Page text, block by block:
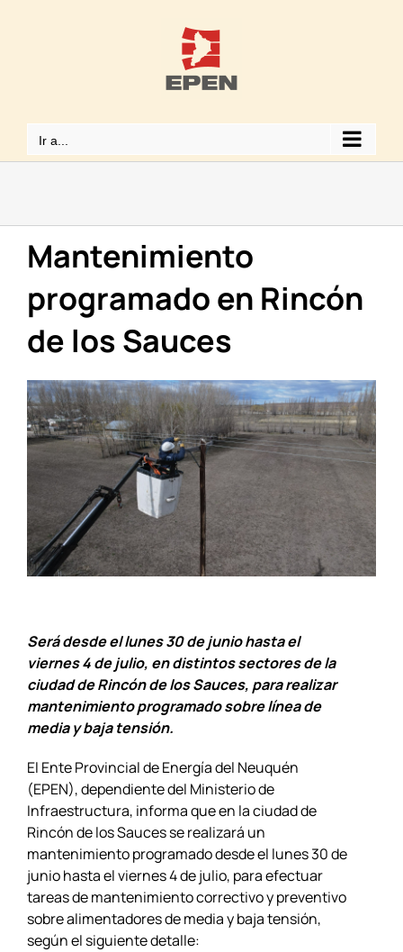
Ir a...
Mantenimiento
programado en Rincón
de los Sauces
Será desde el lunes 30 de junio hasta el
viernes 4 de julio, en distintos sectores de la
ciudad de Rincón de los Sauces, para realizar
mantenimiento programado sobre línea de
media y baja tensión.
El Ente Provincial de Energía del Neuquén
(EPEN), dependiente del Ministerio de
Infraestructura, informa que en la ciudad de
Rincón de los Sauces se realizará un
mantenimiento programado desde el lunes 30 de
junio hasta el viernes 4 de julio, para efectuar
tareas de mantenimiento correctivo y preventivo
sobre alimentadores de media y baja tensión,
según el siguiente detalle: